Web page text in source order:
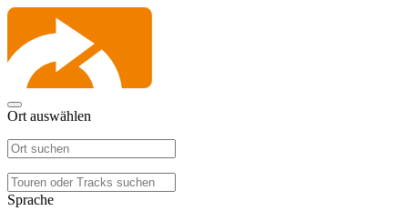
Ort auswählen
Sprache